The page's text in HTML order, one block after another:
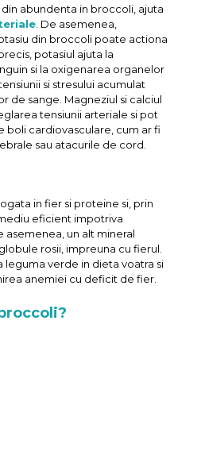
abundenta in broccoli, ajuta
. De asemenea,
din broccoli poate actiona
potasiul ajuta la
si la oxigenarea organelor
si stresului acumulat
de sange. Magneziul si calciul
tensiunii arteriale si pot
boli cardiovasculare, cum ar fi
sau atacurile de cord.
in fier si proteine si, prin
eficient impotriva
asemenea, un alt mineral
rosii, impreuna cu fierul.
leguma verde in dieta voatra si
anemiei cu deficit de fier.